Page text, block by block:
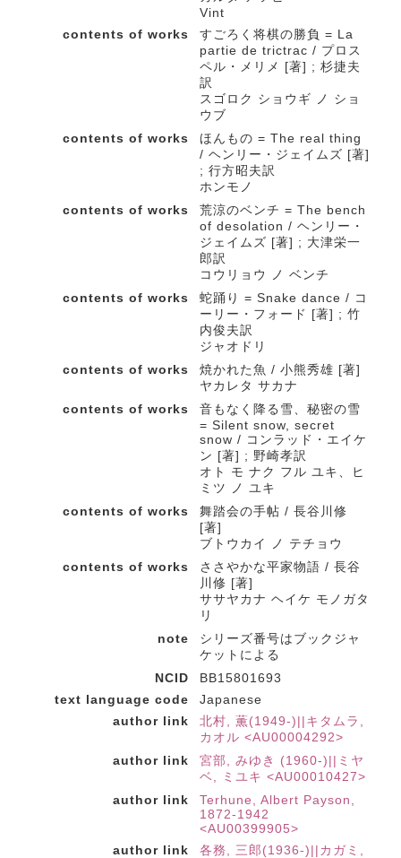
Vint
contents of works
すごろく将棋の勝負 = La
partie de trictrac / プロス
ペル・メリメ [著] ; 杉捷夫
訳
スゴロク ショウギ ノ ショ
ウブ
contents of works
ほんもの = The real thing
/ ヘンリー・ジェイムズ [著]
; 行方昭夫訳
ホンモノ
contents of works
荒涼のベンチ = The bench
of desolation / ヘンリー・
ジェイムズ [著] ; 大津栄一
郎訳
コウリョウ ノ ベンチ
contents of works
蛇踊り = Snake dance / コ
ーリー・フォード [著] ; 竹
内俊夫訳
ジャオドリ
contents of works
焼かれた魚 / 小熊秀雄 [著]
ヤカレタ サカナ
contents of works
音もなく降る雪、秘密の雪
= Silent snow, secret
snow / コンラッド・エイケ
ン [著] ; 野崎孝訳
オト モ ナク フル ユキ、ヒ
ミツ ノ ユキ
contents of works
舞踏会の手帖 / 長谷川修
[著]
ブトウカイ ノ テチョウ
contents of works
ささやかな平家物語 / 長谷
川修 [著]
ササヤカナ ヘイケ モノガタ
リ
note
シリーズ番号はブックジャ
ケットによる
NCID
BB15801693
text language code
Japanese
author link
北村, 薫(1949-)||キタムラ,
カオル <AU00004292>
author link
宮部, みゆき (1960-)||ミヤ
ベ, ミユキ <AU00010427>
author link
Terhune, Albert Payson,
1872-1942
<AU00399905>
author link
各務, 三郎(1936-)||カガミ,